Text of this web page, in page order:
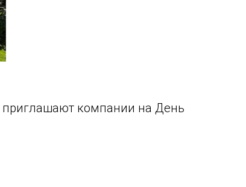
приглашают компании на День